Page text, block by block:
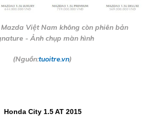
Việt Nam không còn phiên bản
- Ảnh chụp màn hình
(Nguồn:tuoitre.vn)
Honda City 1.5 AT 2015